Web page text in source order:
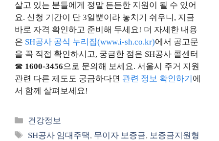
살고 있는 분들에게 정말 든든한 지원이 될 수 있어
요. 신청 기간이 단 3일뿐이라 놓치기 쉬우니, 지금
바로 자격 확인하고 준비해 두세요! 더 자세한 내용
은 SH공사 공식 누리집(www.i-sh.co.kr)에서 공고문
을 꼭 직접 확인하시고, 궁금한 점은 SH공사 콜센터
☎ 1600-3456으로 문의해 보세요. 서울시 주거 지원
관련 다른 제도도 궁금하다면 관련 정보 확인하기 에
서 함께 살펴보세요!
카
테
건강정보
태
SH공사 임대주택, 무이자 보증금, 보증금지원형